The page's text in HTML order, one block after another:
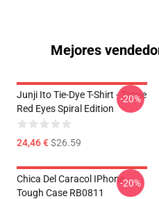
Mejores
Junji Ito Tie-Dye T-Shirt - Tomie
Red Eyes Spiral Edition
24,46 €$26.59
-20%
Chica Del Caracol IPhone
Tough Case RB0811
-20%